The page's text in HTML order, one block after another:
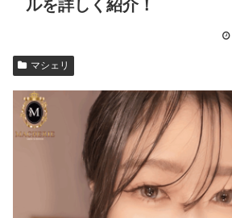
ルを詳しく紹介！
マシェリ